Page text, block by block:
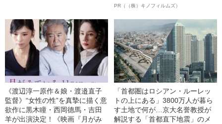
PR（（株）キノフィルムズ）
《渡辺淳一原作＆娘・渡邉直子
監督》“女性の性”を真摯に描く意
欲作に黒木瞳・西岡德馬・吉田
羊が出演決定！《映画『月がみ
「首都圏はロシアン・ルーレッ
トの上にある」3800万人が暮ら
す土地で何が…京大名誉教授が
解説する「首都直下地震」のメ